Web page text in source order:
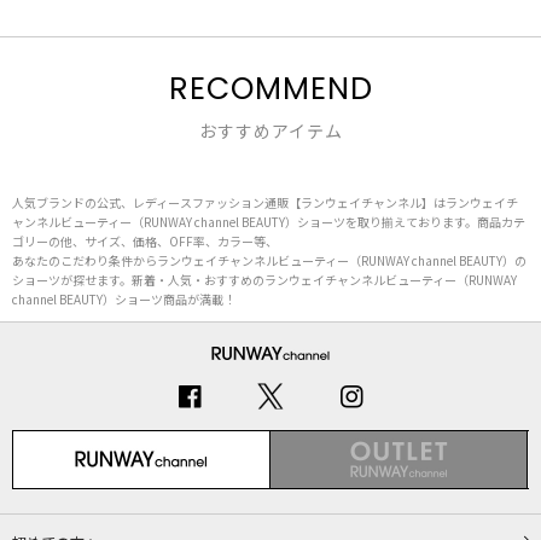
RECOMMEND
おすすめアイテム
人気ブランドの公式、レディースファッション通販【ランウェイチャンネル】はランウェイチ
ャンネルビューティー（RUNWAY channel BEAUTY）ショーツを取り揃えております。商品カテ
ゴリーの他、サイズ、価格、OFF率、カラー等、
あなたのこだわり条件からランウェイチャンネルビューティー（RUNWAY channel BEAUTY）の
ショーツが探せます。新着・人気・おすすめのランウェイチャンネルビューティー（RUNWAY
channel BEAUTY）ショーツ商品が満載！